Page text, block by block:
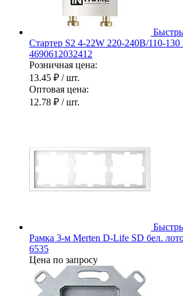
Стартер S2 4-22W 220-240В/110-
4690612032412
Розничная цена:
13.45 ₽ / шт.
Оптовая цена:
12.78 ₽ / шт.
Рамка 3-м Merten D-Life SD бел.
6535
Цена по запросу